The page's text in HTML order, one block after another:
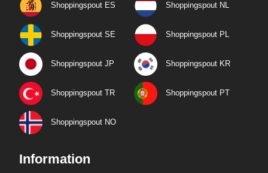
Shoppingspout ES Shoppingspout NL
Shoppingspout SE Shoppingspout PL
Shoppingspout JP Shoppingspout KR
Shoppingspout TR Shoppingspout PT
Shoppingspout NO
Information